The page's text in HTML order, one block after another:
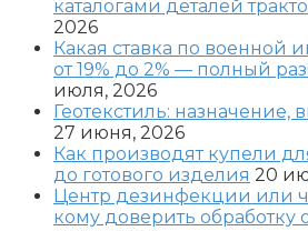
каталогами деталей
2026
Какая ставка по военной
от 19% до 2% — полный
июля, 2026
Геотекстиль: назначение,
27 июня, 2026
Как производят купели
до готового изделия 20
Центр дезинфекции или
кому доверить обработку